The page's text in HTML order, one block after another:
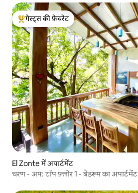
गेस्ट्स का टॉप फ़ेवरेट
गेस्ट्स की फ़ेवरेट
El Zonte में अपार्टमेंट
चरण - अप: टॉप फ़्लोर 1 - बेडरूम का अपार्टमेंट